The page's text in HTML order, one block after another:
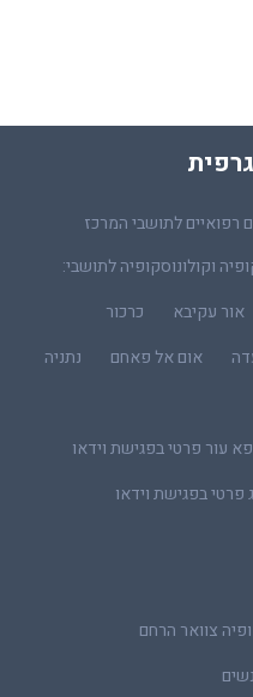
רפואיים לתושבי המרכז
וקולונוסקופיה לתושבי:
אור עקיבא
כרכור
אום אל פאחם
נתניה
עור פרטי בפגישת וידאו
פרטי בפגישת וידאו
צוואר הרחם